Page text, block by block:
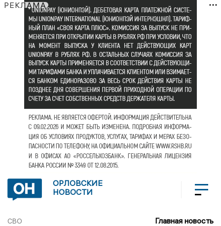
РЕКЛАМА
ОРЛОВСКИЕ
НОВОСТИ
СВО Главная новость